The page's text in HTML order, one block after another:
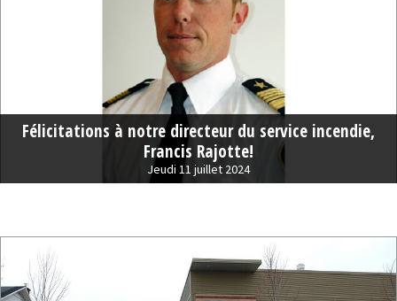
Félicitations à notre directeur du service incendie,
Francis Rajotte!
Jeudi 11 juillet 2024